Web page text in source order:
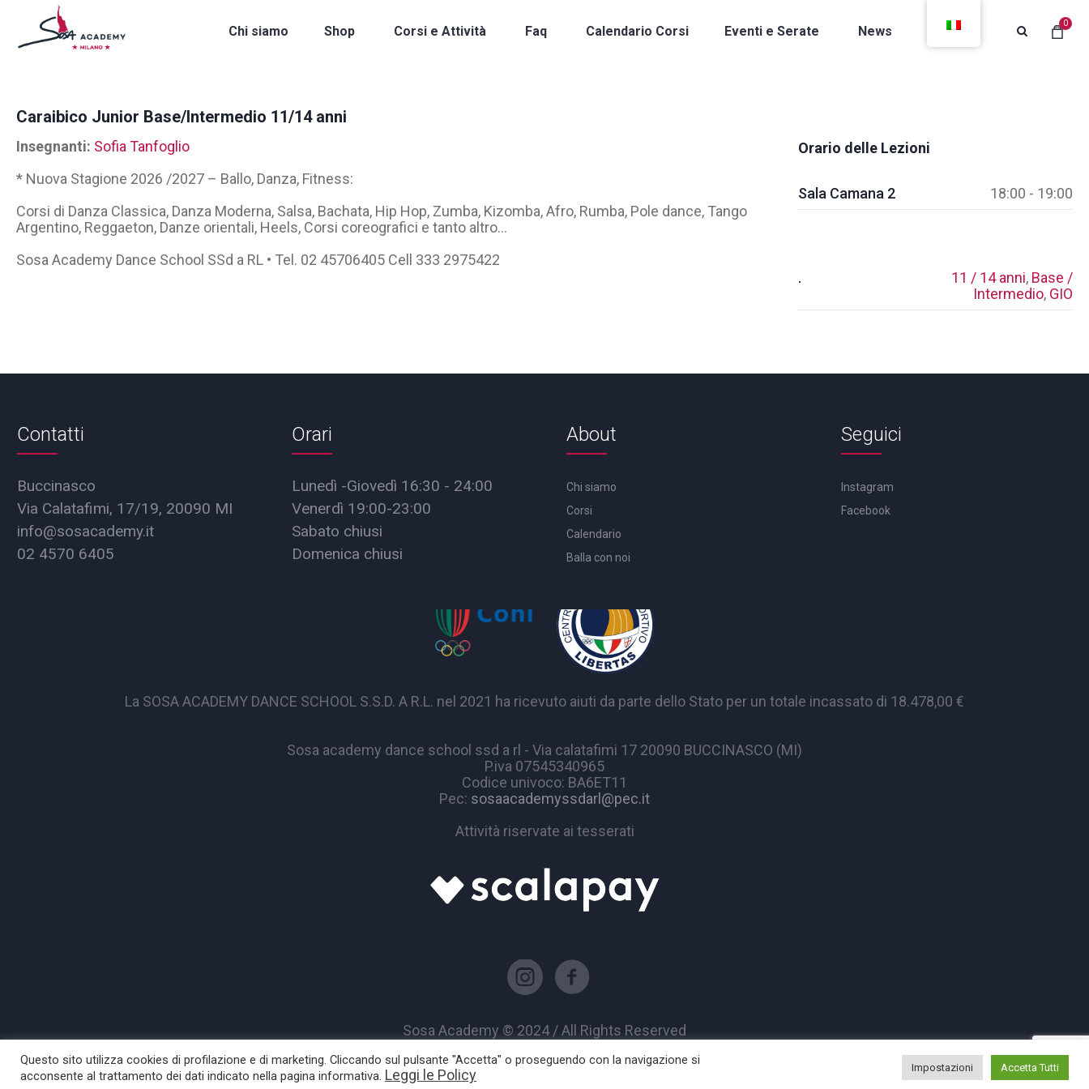
0
Chi siamo Shop Corsi e Attività Faq Calendario Corsi Eventi e Serate News Contatti
Caraibico Junior Base/Intermedio 11/14 anni
Insegnanti: Sofia Tanfoglio
* Nuova Stagione 2026 /2027 – Ballo, Danza, Fitness:
Corsi di Danza Classica, Danza Moderna, Salsa, Bachata, Hip Hop, Zumba, Kizomba, Afro, Rumba, Pole dance, Tango
Argentino, Reggaeton, Danze orientali, Heels, Corsi coreografici e tanto altro…
Sosa Academy Dance School SSd a RL • Tel. 02 45706405 Cell 333 2975422
Orario delle Lezioni
Sala Camana 2 18:00 - 19:00
. 11 / 14 anni, Base /
Intermedio, GIO
Contatti
Buccinasco
Via Calatafimi, 17/19, 20090 MI
info@sosacademy.it
02 4570 6405
Orari
Lunedì -Giovedì 16:30 - 24:00
Venerdì 19:00-23:00
Sabato chiusi
Domenica chiusi
About
Chi siamo
Corsi
Calendario
Balla con noi
Seguici
Instagram
Facebook
La SOSA ACADEMY DANCE SCHOOL S.S.D. A R.L. nel 2021 ha ricevuto aiuti da parte dello Stato per un totale incassato di 18.478,00 €
Sosa academy dance school ssd a rl - Via calatafimi 17 20090 BUCCINASCO (MI)
P.iva 07545340965
Codice univoco: BA6ET11
Pec: sosaacademyssdarl@pec.it
Attività riservate ai tesserati
Sosa Academy © 2024 / All Rights Reserved
Questo sito utilizza cookies di profilazione e di marketing. Cliccando sul pulsante "Accetta" o proseguendo con la navigazione si
acconsente al trattamento dei dati indicato nella pagina informativa. Leggi le Policy Impostazioni Accetta Tutti